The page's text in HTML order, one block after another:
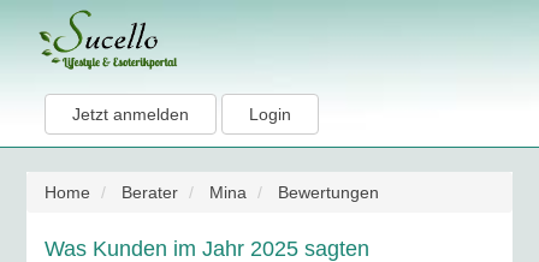
Jetzt anmelden Login
Home Berater Mina Bewertungen
Was Kunden im Jahr 2025 sagten